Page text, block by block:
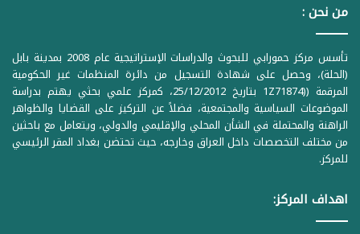
من نحن :
تأسس مركز حمورابي للبحوث والدراسات الإستراتيجية عام 2008 بمدينة بابل
(الحلة)، وحصل على شهادة التسجيل من دائرة المنظمات غير الحكومية
المرقمة ((1Z71874 بتاريخ 25/12/2012، كمركز علمي بحثي يهتم بدراسة
الموضوعات السياسية والمجتمعية، فضلاً عن التركيز على القضايا والظواهر
الراهنة والمحتملة في الشأن المحلي والإقليمي والدولي، ويتعامل مع باحثين
من مختلف التخصصات داخل العراق وخارجه، حيث تحتضن بغداد المقر الرئيسي
للمركز.
اهداف المركز: